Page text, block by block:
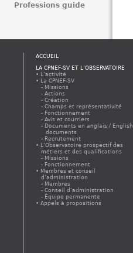
Professions guide
ACCUEIL
LA CPNEF-SV ET L’OBSERVATOIRE
L’activité
La CPNEF-SV
Missions
Actions
Création
Champs et représentativité
Fonctionnement
Avis et courriers
Documents en anglais / English
documents
Recrutement
L’Observatoire prospectif des
métiers et des qualifications
Missions
Fonctionnement
Membres et conseil
d’administration
Membres
Conseil d’administration
Équipe permanente
Appels à propositions